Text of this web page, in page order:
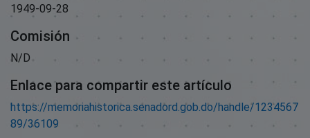
1949-09-28
Comisión
N/D
Enlace para compartir este artículo
https://memoriahistorica.senadord.gob.do/handle/1234567
89/36109